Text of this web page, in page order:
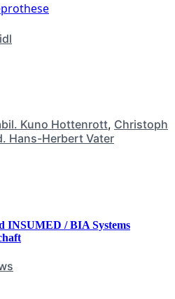
Kuno Hottenrott, Christoph
Hans-Herbert Vater
INSUMED / BIA Systems